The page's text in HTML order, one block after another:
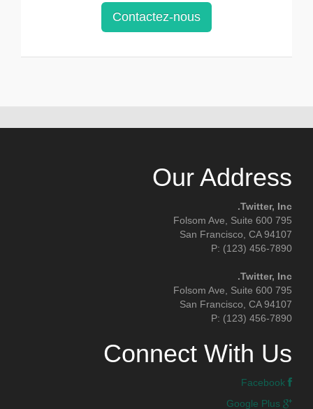
Contactez-nous
Our Address
Twitter, Inc.
795 Folsom Ave, Suite 600
San Francisco, CA 94107
P: (123) 456-7890
Twitter, Inc.
795 Folsom Ave, Suite 600
San Francisco, CA 94107
P: (123) 456-7890
Connect With Us